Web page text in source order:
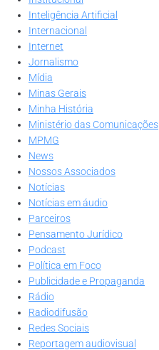
Inteligência Artificial
Internacional
Internet
Jornalismo
Mídia
Minas Gerais
Minha História
Ministério das Comunicações
MPMG
News
Nossos Associados
Notícias
Notícias em áudio
Parceiros
Pensamento Jurídico
Podcast
Política em Foco
Publicidade e Propaganda
Rádio
Radiodifusão
Redes Sociais
Reportagem audiovisual